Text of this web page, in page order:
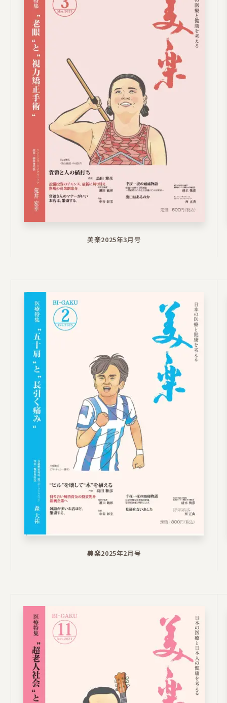
美楽2025年3月号
美楽2025年2月号